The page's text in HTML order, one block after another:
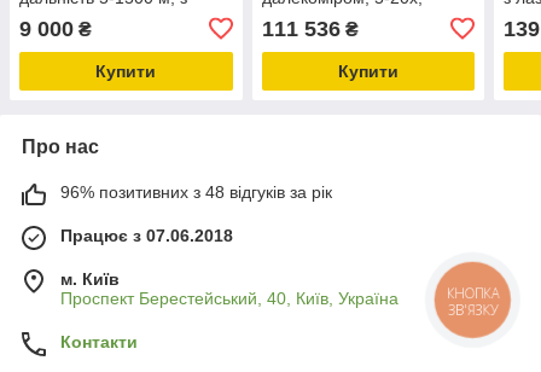
компенсацією кута нахилу
та скануванням
9 000 ₴
Купити
111 536₴
Купити
Про нас
96% позитивних з 48 відгуків за рік
Працює з 07.06.2018
м. Київ
Проспект Берестейський, 40, Київ, Україна
Контакти
КНОПКА
ЗВ'ЯЗКУ